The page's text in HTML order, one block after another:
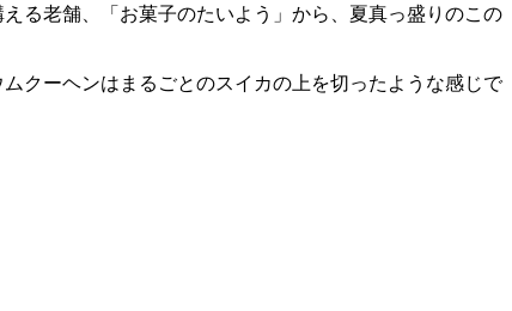
る老舗、「お菓子のたいよう」から、夏真っ盛りのこの
クーヘンはまるごとのスイカの上を切ったような感じで